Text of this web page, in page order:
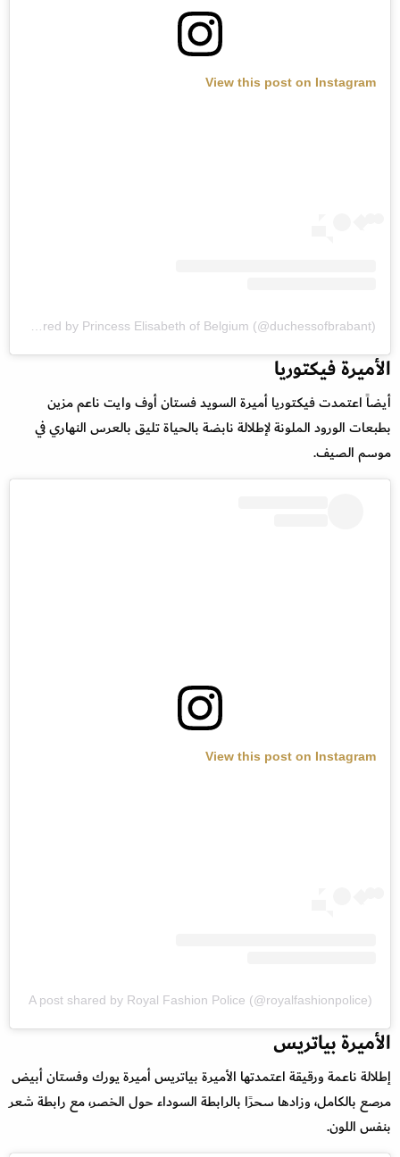
View this post on Instagram
الأميرة فيكتوريا
أيضاً اعتمدت فيكتوريا أميرة السويد فستان أوف وايت ناعم مزين
بطبعات الورود الملونة لإطلالة نابضة بالحياة تليق بالعرس النهاري في
موسم الصيف.
View this post on Instagram
A post shared by Royal Fashion Police (@royalfashionpolice)
الأميرة بياتريس
إطلالة ناعمة ورقيقة اعتمدتها الأميرة بياتريس أميرة يورك وفستان أبيض
مرصع بالكامل، وزادها سحرًا بالرابطة السوداء حول الخصر، مع رابطة شعر
بنفس اللون.